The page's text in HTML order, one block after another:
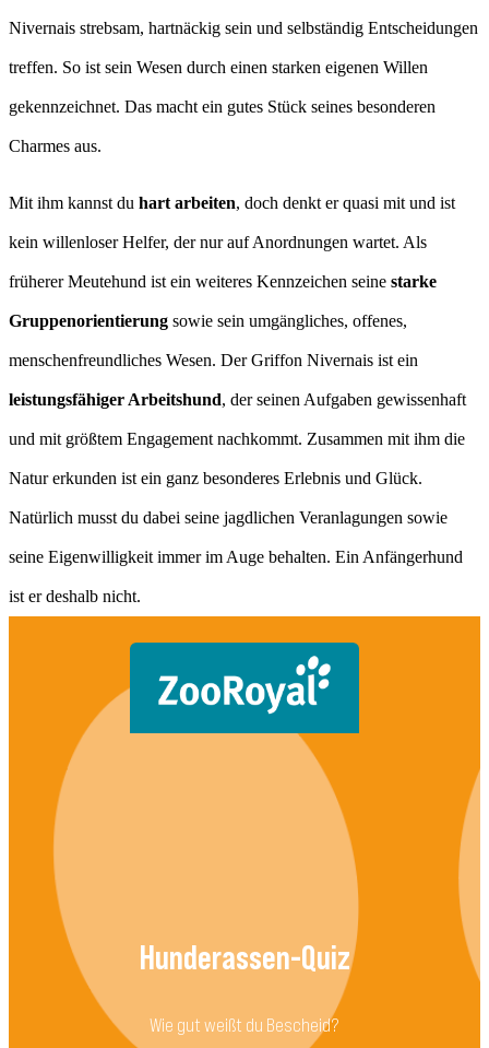
Nivernais strebsam, hartnäckig sein und selbständig Entscheidungen
treffen. So ist sein Wesen durch einen starken eigenen Willen
gekennzeichnet. Das macht ein gutes Stück seines besonderen
Charmes aus.
Mit ihm kannst du hart arbeiten, doch denkt er quasi mit und ist
kein willenloser Helfer, der nur auf Anordnungen wartet. Als
früherer Meutehund ist ein weiteres Kennzeichen seine starke
Gruppenorientierung sowie sein umgängliches, offenes,
menschenfreundliches Wesen. Der Griffon Nivernais ist ein
leistungsfähiger Arbeitshund, der seinen Aufgaben gewissenhaft
und mit größtem Engagement nachkommt. Zusammen mit ihm die
Natur erkunden ist ein ganz besonderes Erlebnis und Glück.
Natürlich musst du dabei seine jagdlichen Veranlagungen sowie
seine Eigenwilligkeit immer im Auge behalten. Ein Anfängerhund
ist er deshalb nicht.